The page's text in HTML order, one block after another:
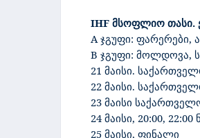
IHF მსოფლიო თასი.
Aჯგუფი: ფარერები,
B ჯგუფი: მოლდოვა,
21 მაისი.
22 მაისი.
23 მაისი
24 მაისი, 20:00, 22:00
25 მაისი, ფინალი